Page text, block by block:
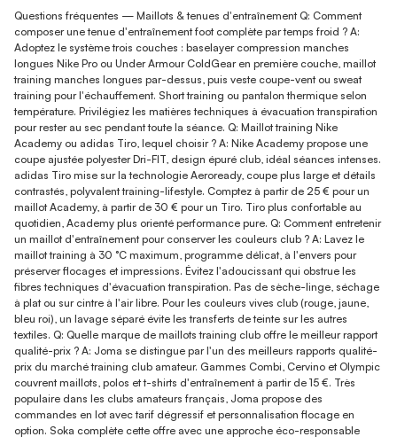
Questions fréquentes — Maillots & tenues d'entraînement Q: Comment
composer une tenue d'entraînement foot complète par temps froid ? A:
Adoptez le système trois couches : baselayer compression manches
longues Nike Pro ou Under Armour ColdGear en première couche, maillot
training manches longues par-dessus, puis veste coupe-vent ou sweat
training pour l'échauffement. Short training ou pantalon thermique selon
température. Privilégiez les matières techniques à évacuation transpiration
pour rester au sec pendant toute la séance. Q: Maillot training Nike
Academy ou adidas Tiro, lequel choisir ? A: Nike Academy propose une
coupe ajustée polyester Dri-FIT, design épuré club, idéal séances intenses.
adidas Tiro mise sur la technologie Aeroready, coupe plus large et détails
contrastés, polyvalent training-lifestyle. Comptez à partir de 25 € pour un
maillot Academy, à partir de 30 € pour un Tiro. Tiro plus confortable au
quotidien, Academy plus orienté performance pure. Q: Comment entretenir
un maillot d'entraînement pour conserver les couleurs club ? A: Lavez le
maillot training à 30 °C maximum, programme délicat, à l'envers pour
préserver flocages et impressions. Évitez l'adoucissant qui obstrue les
fibres techniques d'évacuation transpiration. Pas de sèche-linge, séchage
à plat ou sur cintre à l'air libre. Pour les couleurs vives club (rouge, jaune,
bleu roi), un lavage séparé évite les transferts de teinte sur les autres
textiles. Q: Quelle marque de maillots training club offre le meilleur rapport
qualité-prix ? A: Joma se distingue par l'un des meilleurs rapports qualité-
prix du marché training club amateur. Gammes Combi, Cervino et Olympic
couvrent maillots, polos et t-shirts d'entraînement à partir de 15 €. Très
populaire dans les clubs amateurs français, Joma propose des
commandes en lot avec tarif dégressif et personnalisation flocage en
option. Soka complète cette offre avec une approche éco-responsable